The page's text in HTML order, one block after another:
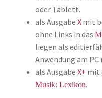
oder Tablett.
als Ausgabe Xmit
ohne Links in das
liegen als
Anwendung am
als Ausgabe X+ mit
Musik: Lexikon.